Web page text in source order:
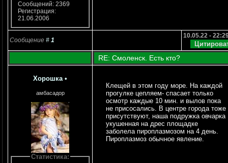
Сообщений: 2369
Регистрация:
21.06.2006
Сообщение#1
10.05.22 -
RE: Смоленск. Есть кто?
Хорошка •
амбасадор
Статистика:
Клещей в этом году море. На каждой
прогулке цепляем- спасает только
осмотр каждые 10 мин. и вылов пока
не присосались. В центре города тоже
присутствуют, наша подружка овчарка
укушенная на дрес площадке
заболела пироплазмозом на 4 день.
Пироплазмоз обычное явление.